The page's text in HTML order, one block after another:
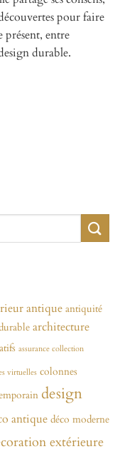
pour faire
présent, entre
durable.
antique antiquité
architecture
assurance collection
virtuelles colonnes
design
antique déco moderne
extérieure